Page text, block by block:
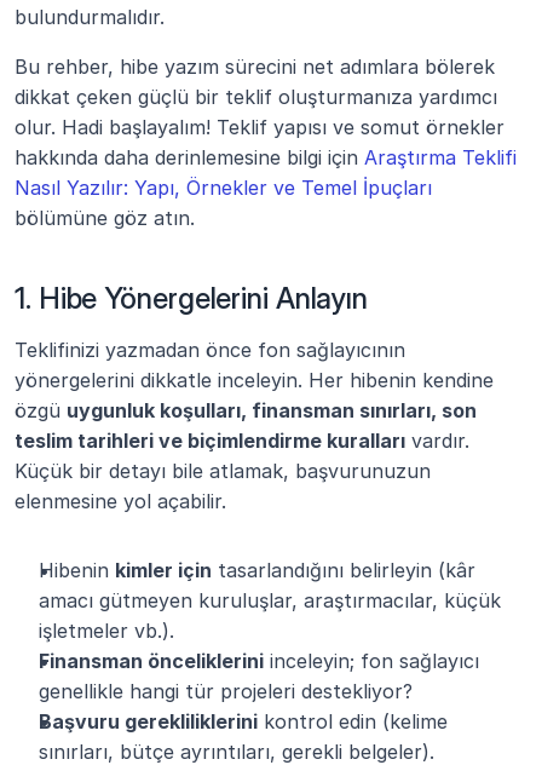
bulundurmalıdır.
Bu rehber, hibe yazım sürecini net adımlara bölerek
dikkat çeken güçlü bir teklif oluşturmanıza yardımcı
olur. Hadi başlayalım! Teklif yapısı ve somut örnekler
hakkında daha derinlemesine bilgi için Araştırma Teklifi
Nasıl Yazılır: Yapı, Örnekler ve Temel İpuçları
bölümüne göz atın.
1. Hibe Yönergelerini Anlayın
Teklifinizi yazmadan önce fon sağlayıcının
yönergelerini dikkatle inceleyin. Her hibenin kendine
özgü uygunluk koşulları, finansman sınırları, son
teslim tarihleri ve biçimlendirme kuralları vardır.
Küçük bir detayı bile atlamak, başvurunuzun
elenmesine yol açabilir.
Hibenin kimler için tasarlandığını belirleyin (kâr
amacı gütmeyen kuruluşlar, araştırmacılar, küçük
işletmeler vb.).
Finansman önceliklerini inceleyin; fon sağlayıcı
genellikle hangi tür projeleri destekliyor?
Başvuru gerekliliklerini kontrol edin (kelime
sınırları, bütçe ayrıntıları, gerekli belgeler).